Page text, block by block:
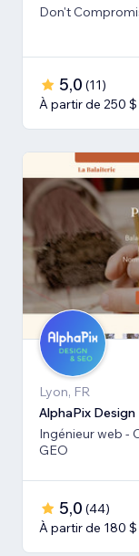
Don't
5,0 (11)
À partir de 250 $
Lyon, FR
AlphaPix Design
Ingénieur web -
GEO
5,0 (44)
À partir de 180 $